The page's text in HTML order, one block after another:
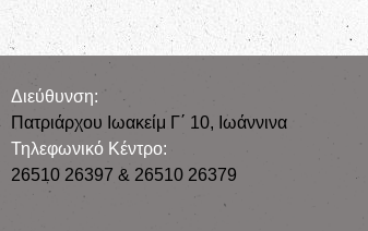
Διεύθυνση:
Πατριάρχου Ιωακείμ Γ΄ 10, Iωάννινα
Τηλεφωνικό Κέντρο:
26510 26397 & 26510 26379